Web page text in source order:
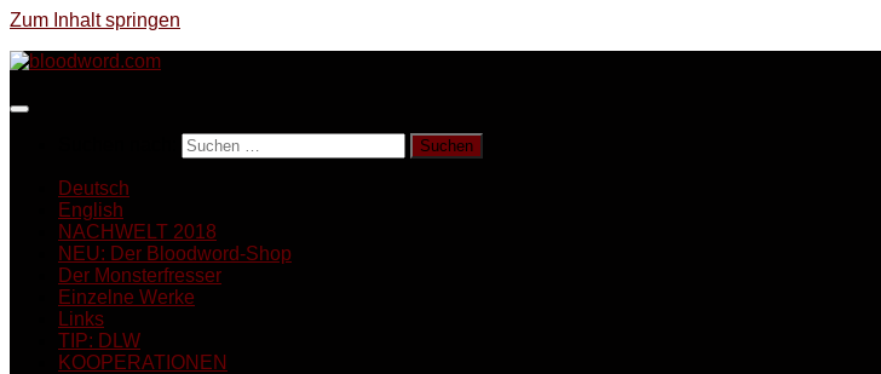
Zum Inhalt springen
Deutsch
English
NACHWELT 2018
NEU: Der Bloodword-Shop
Der Monsterfresser
Einzelne Werke
Links
TIP: DLW
KOOPERATIONEN